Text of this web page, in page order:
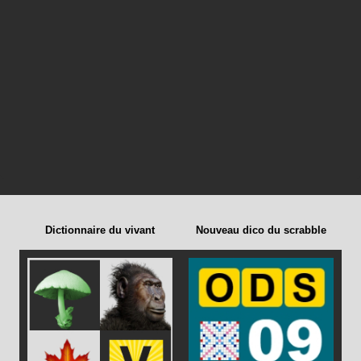
Dictionnaire du vivant Nouveau dico du scrabble